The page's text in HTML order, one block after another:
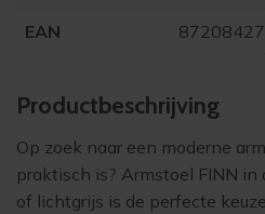
EAN
Product­beschrijving
Op zoek naar een moderne
praktisch is? Armstoel FINN in
of lichtgrijs is de perfecte